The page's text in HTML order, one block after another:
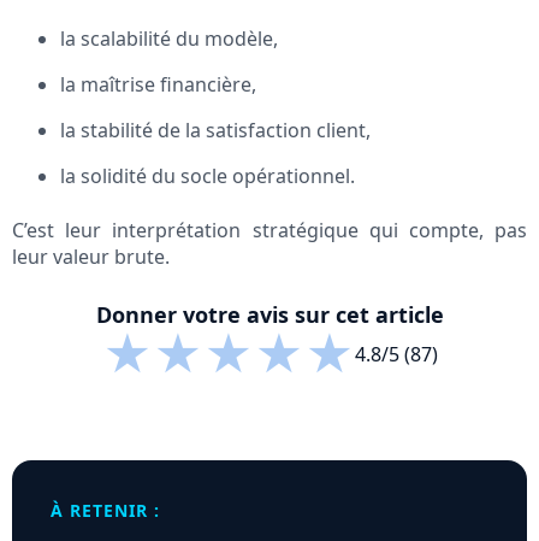
la scalabilité du modèle,
la maîtrise financière,
la stabilité de la satisfaction client,
la solidité du socle opérationnel.
C’est leur interprétation stratégique qui compte, pas
leur valeur brute.
Donner votre avis sur cet article
★★★★★4.8/5 (87)
À RETENIR :